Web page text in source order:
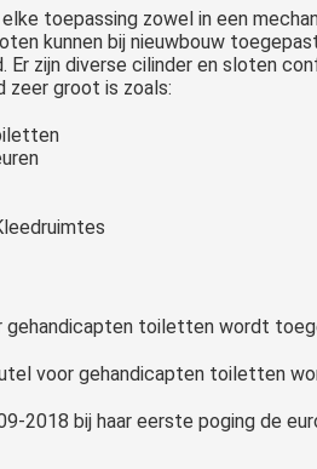
toepassing zowel in een
kunnen bij nieuwbouw
Er zijn diverse cilinder en sloten
zeer groot is zoals:
voor gehandicapten toiletten
2018 bij haar eerste poging de